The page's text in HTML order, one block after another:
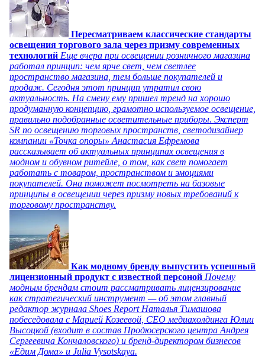
Пересматриваем классические стандарты
освещения торгового зала через призму современных
технологий Еще вчера при освещении розничного магазина
работал принцип: чем ярче свет, чем светлее
пространство магазина, тем больше покупателей и
продаж. Сегодня этот принцип утратил свою
актуальность. На смену ему пришел тренд на хорошо
продуманную концепцию, грамотно используемое освещение,
правильно подобранные осветительные приборы. Эксперт
SR по освещению торговых пространств, светодизайнер
компании «Точка опоры» Анастасия Ефремова
рассказывает об актуальных принципах освещения в
модном и обувном ритейле, о том, как свет помогает
работать с товаром, пространством и эмоциями
покупателей. Она поможет посмотреть на базовые
принципы в освещении через призму новых требований к
торговому пространству.
Как модному бренду выпустить успешный
лицензионный продукт с известной персоной Почему
модным брендам стоит рассматривать лицензирование
как стратегический инструмент — об этом главный
редактор журнала Shoes Report Наталья Тимашова
побеседовала с Марией Козеевой, СЕО медиахолдинга Юлии
Высоцкой (входит в состав Продюсерского центра Андрея
Сергеевича Кончаловского) и бренд-директором бизнесов
«Едим Дома» и Julia Vysotskaya.